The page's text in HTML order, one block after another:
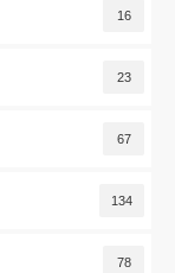
16
23
67
134
78